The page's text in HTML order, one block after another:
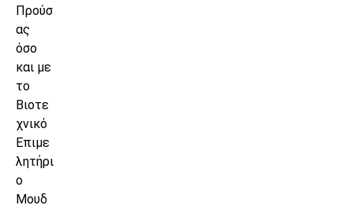
Προύσ
ας
όσο
και με
το
Βιοτε
χνικό
Επιμε
λητήρι
ο
Μουδ